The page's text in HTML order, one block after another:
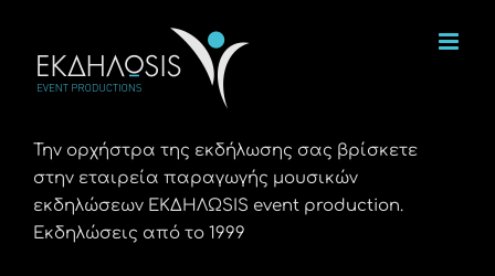
περιεχόμενο
Την ορχήστρα της εκδήλωσης σας βρίσκετε
στην εταιρεία παραγωγής μουσικών
εκδηλώσεων ΕΚΔΗΛΩSIS event production.
Εκδηλώσεις από το 1999